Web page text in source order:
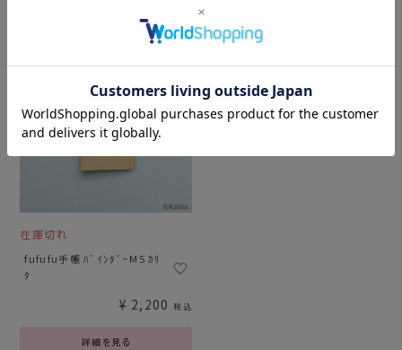
在庫切れ
fufufu手帳 ﾊﾞｲﾝﾀﾞｰM5 ｶﾘ
ﾀ
詳細を見る
¥ 2,200 税込